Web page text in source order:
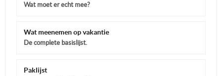
Wat moet er echt mee?
Wat meenemen op vakantie
De complete basislijst.
Paklijst